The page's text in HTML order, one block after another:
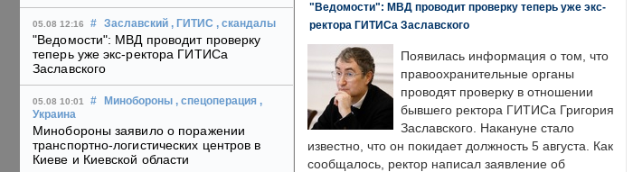
05.08 12:16 # Заславский , ГИТИС , скандалы
"Ведомости": МВД проводит проверку
теперь уже экс-ректора ГИТИСа
Заславского
05.08 10:01 # Минобороны , спецоперация ,
Украина
Минобороны заявило о поражении
транспортно-логистических центров в
Киеве и Киевской области
"Ведомости": МВД проводит проверку теперь уже экс-
ректора ГИТИСа Заславского
Появилась информация о том, что
правоохранительные органы
проводят проверку в отношении
бывшего ректора ГИТИСа Григория
Заславского. Накануне стало
известно, что он покидает должность 5 августа. Как
сообщалось, ректор написал заявление об